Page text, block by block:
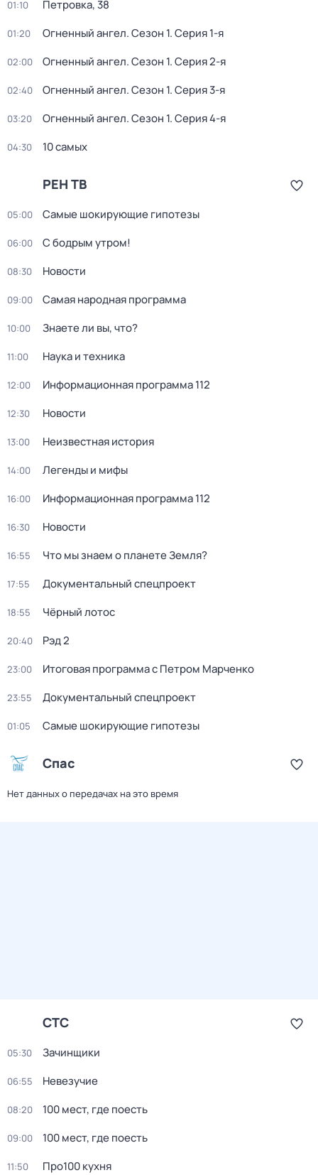
01:10 Петровка, 38
01:20 Огненный ангел. Сезон 1. Серия 1-я
02:00 Огненный ангел. Сезон 1. Серия 2-я
02:40 Огненный ангел. Сезон 1. Серия 3-я
03:20 Огненный ангел. Сезон 1. Серия 4-я
04:30 10 самых
РЕН ТВ
05:00 Самые шoкиpующие гипотезы
06:00 С бодрым утром!
08:30 Новости
09:00 Самая народная программа
10:00 Знаете ли вы, что?
11:00 Наука и техника
12:00 Информационная программа 112
12:30 Новости
13:00 Неизвестная история
14:00 Легенды и мифы
16:00 Информационная программа 112
16:30 Новости
16:55 Что мы знаем о планете Земля?
17:55 Документальный спецпроект
18:55 Чёрный лотос
20:40 Рэд 2
23:00 Итоговая программа с Петром Марченко
23:55 Документальный спецпроект
01:05 Самые шoкиpующие гипотезы
Спас
Нет данных о передачах на это время
СТС
05:30 Зачинщики
06:55 Невезучие
08:20 100 мест, где поесть
09:00 100 мест, где поесть
11:50 Про100 кухня